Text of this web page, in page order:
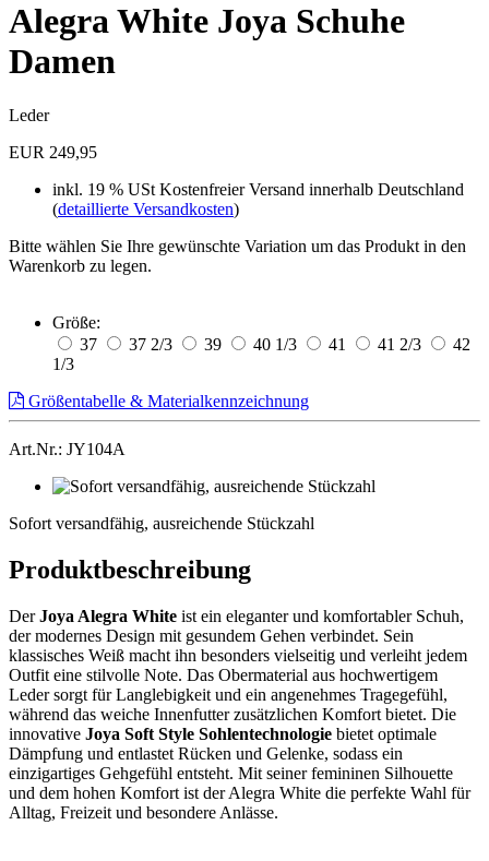
Alegra White Joya Schuhe
Damen
Leder
EUR 249,95
inkl. 19 % USt Kostenfreier Versand innerhalb Deutschland
(detaillierte Versandkosten)
Bitte wählen Sie Ihre gewünschte Variation um das Produkt in den
Warenkorb zu legen.
Größe:
37
37 2/3 39 40 1/3 41 41 2/3
42
1/3
Größentabelle & Materialkennzeichnung
Art.Nr.: JY104A
Sofort versandfähig, ausreichende Stückzahl
Produktbeschreibung
DerJoya Alegra White ist ein eleganter und komfortabler Schuh,
der modernes Design mit gesundem Gehen verbindet. Sein
klassisches Weiß macht ihn besonders vielseitig und verleiht jedem
Outfit eine stilvolle Note. Das Obermaterial aus hochwertigem
Leder sorgt für Langlebigkeit und ein angenehmes Tragegefühl,
während das weiche Innenfutter zusätzlichen Komfort bietet. Die
innovative Joya Soft Style Sohlentechnologie bietet optimale
Dämpfung und entlastet Rücken und Gelenke, sodass ein
einzigartiges Gehgefühl entsteht. Mit seiner femininen Silhouette
und dem hohen Komfort ist der Alegra White die perfekte Wahl für
Alltag, Freizeit und besondere Anlässe.